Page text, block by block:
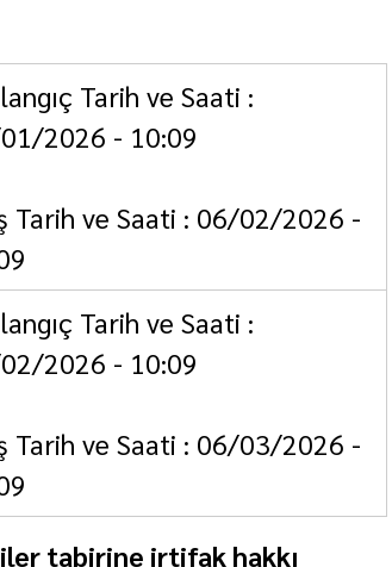
Tarih ve Saati :
2026 - 10:09
Tarih ve Saati : 06/02/2026 -
Tarih ve Saati :
2026 - 10:09
Tarih ve Saati : 06/03/2026 -
tabirine irtifak hakkı